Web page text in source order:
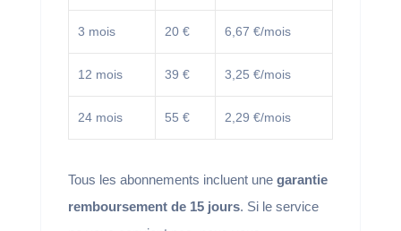
3 mois 20 € 6,67 €/mois
12 mois 39 € 3,25 €/mois
24 mois 55 € 2,29 €/mois
Tous les abonnements incluent une garantie
remboursement de 15 jours. Si le service